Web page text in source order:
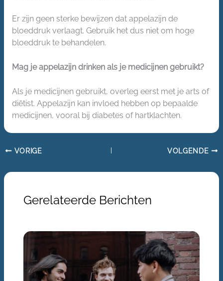
Er zijn geen sterke bewijzen dat appelazijn de
bloeddruk verlaagt. Gebruik het dus niet om hoge
bloeddruk te behandelen.
Mag je appelazijn drinken als je medicijnen gebruikt?
Als je medicijnen gebruikt, overleg eerst met je arts of
diëtist. Appelazijn kan invloed hebben op bepaalde
medicijnen, vooral bij diabetes of hartklachten.
VORIGE VOLGENDE
Gerelateerde Berichten